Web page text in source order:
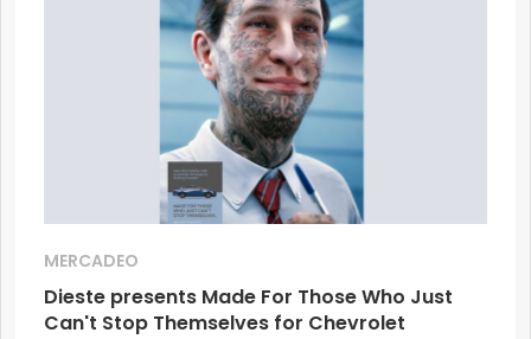
MERCADEO
Dieste presents Made For Those Who Just
Can't Stop Themselves for Chevrolet